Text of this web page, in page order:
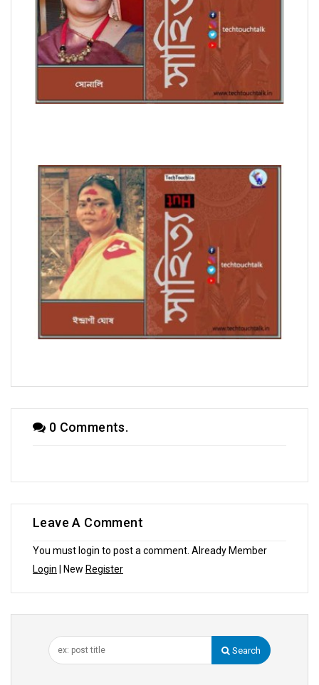
0 Comments.
Leave A Comment
You must login to post a comment. Already Member
Login | New Register
Search